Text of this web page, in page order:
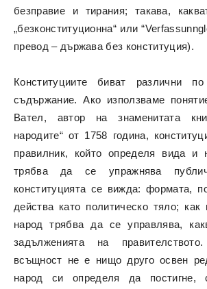
безправие и тирания; такава,
„безконституционна“ или
превод – държава без конституция).
Конституциите биват различни
съдържание. Ако използваме
Вател, автор на знаменитата
народите“ от 1758 година,
правилник, който определя вида и
трябва да се упражнява
конституцията се вижда: формата,
действа като политическо тяло;
народ трябва да се управлява,
задълженията на правителството.
всъщност не е нищо друго освен
народ си определя да